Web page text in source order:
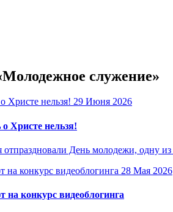
служение»
29 Июня 2026
Христе нельзя!
День молодежи, одну
28 Мая 2026
конкурс видеоблогинга